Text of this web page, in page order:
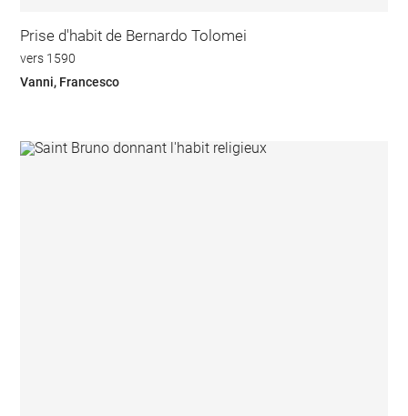
Prise d'habit de Bernardo Tolomei
vers 1590
Vanni, Francesco